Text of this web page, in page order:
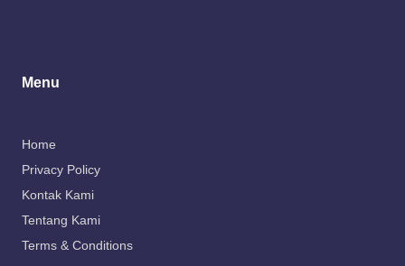
Menu
Home
Privacy Policy
Kontak Kami
Tentang Kami
Terms & Conditions